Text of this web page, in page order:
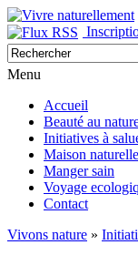
Menu
Accueil
Beauté au
Initiatives à
Maison naturelle
Manger sain
Voyage
Contact
Vivons nature »